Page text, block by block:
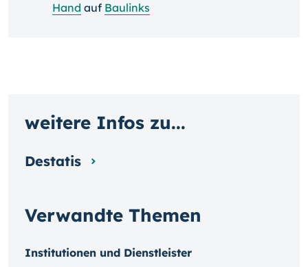
Hand auf Baulinks
Verwandte Themen
Institutionen und Dienstleister
weitere Infos zu...
Destatis